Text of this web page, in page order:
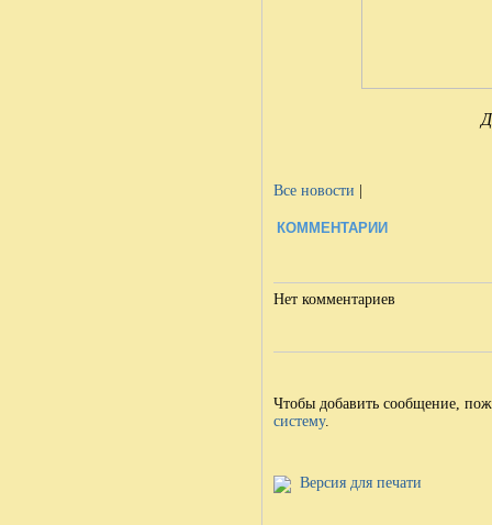
Все новости
КОММЕНТАРИИ
Нет комментариев
Чтобы добавить сообщение,
систему.
Версия для печати